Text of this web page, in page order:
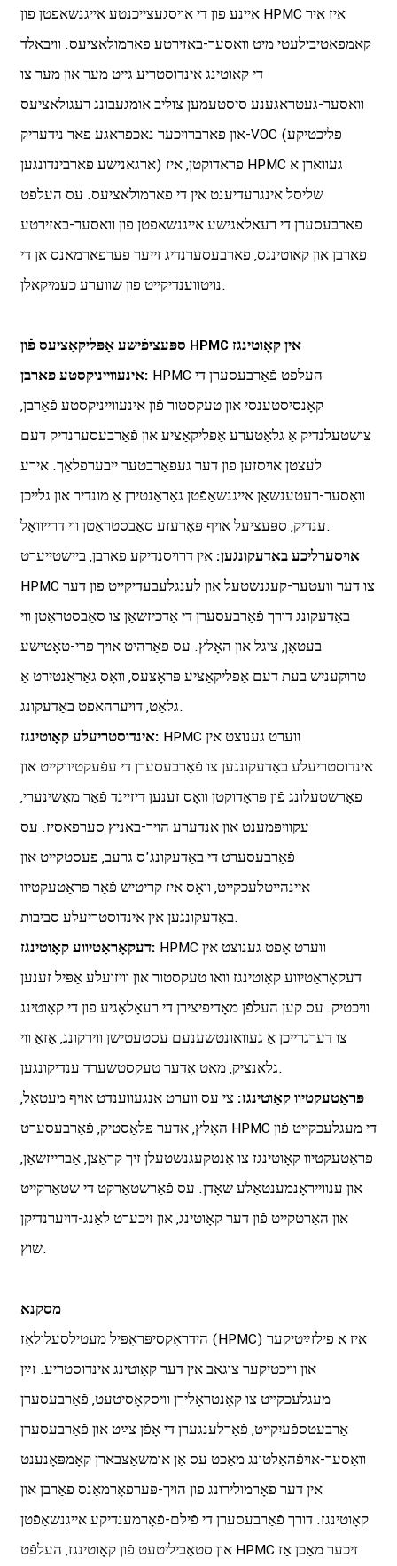
איינע פון ​​די אויסגעצייכנטע אייגנשאפטן פון HPMC איז איר
קאמפאטיבילעטי מיט וואסער-באזירטע פארמולאציעס. וויבאלד
די קאוטינג אינדוסטריע גייט מער און מער צו
וואסער-געטראגענע סיסטעמען צוליב אומגעבונג רעגולאציעס
און פארברויכער נאכפראגע פאר נידעריק-VOC (פליכטיקע
ארגאנישע פארבינדונגען) פראדוקטן, איז HPMC געווארן א
שליסל אינגרעדיענט אין די פארמולאציעס. עס העלפט
פארבעסערן די רעאלאגישע אייגנשאפטן פון וואסער-באזירטע
פארבן און קאוטינגס, פארבעסערנדיג זייער פערפארמאנס אן די
נויטווענדיקייט פון שווערע כעמיקאלן.
ספּעציפֿישע אַפּליקאַציעס פֿון HPMC אין קאָוטינגז
אינעווייניקסטע פארבן: HPMC העלפט פֿאַרבעסערן די
קאָנסיסטענסי און טעקסטור פֿון אינעווייניקסטע פֿאַרבן,
צושטעלנדיק אַ גלאַטערע אַפּליקאַציע און פֿאַרבעסערנדיק דעם
לעצטן אויסזען פֿון דער געפֿאַרבטער ייבערפֿלאַך. אירע
וואַסער-רעטענשאַן אייגנשאַפֿטן גאַראַנטירן אַ מונדיר און גלייכן
ענדיק, ספּעציעל אויף פּאָרעזע סאַבסטראַטן ווי דרייוואָל.
אויסערליכע באַדעקונגען: אין דרויסנדיקע פארבן, ביישטייערט
HPMC צו דער וועטער-קעגנשטעל און לענגלעבעדיקייט פון דער
באַדעקונג דורך פֿאַרבעסערן די אַדכיזשאַן צו סאַבסטראַטן ווי
בעטאָן, ציגל און האָלץ. עס פאַרהיט אויך פרי-טאָטישע
טרוקעניש בעת דעם אַפּליקאַציע פּראָצעס, וואָס גאַראַנטירט אַ
גלאַט, דויערהאפט באַדעקונג.
אינדוסטריעלע קאָוטינגז: HPMC ווערט גענוצט אין
אינדוסטריעלע באַדעקונגען צו פֿאַרבעסערן די עפֿעקטיווקייט און
פאָרשטעלונג פֿון פּראָדוקטן וואָס זענען דיזיינד פֿאַר מאַשינערי,
עקוויפּמענט און אַנדערע הויך-באַניץ סערפאַסיז. עס
פֿאַרבעסערט די באַדעקונג'ס גרעב, פעסטקייט און
איינהייטלעכקייט, וואָס איז קריטיש פֿאַר פּראַטעקטיוו
באַדעקונגען אין אינדוסטריעלע סביבות.
דעקאָראַטיווע קאָוטינגז: HPMC ווערט אָפט גענוצט אין
דעקאָראַטיווע קאָוטינגז וואו טעקסטור און וויזועלע אַפּיל זענען
וויכטיק. עס קען העלפֿן מאָדיפיצירן די רעאָלאָגיע פון ​​​​די קאָוטינג
צו דערגרייכן אַ געוואונטשענעם עסטעטישן ווירקונג, אַזאַ ווי
גלאַנציק, מאַט אָדער טעקסטשערד ענדיקונגען.
פּראַטעקטיוו קאָוטינגז: צי עס ווערט אנגעווענדט אויף מעטאַל,
האָלץ, אדער פּלאַסטיק, פֿאַרבעסערט HPMC די מעגלעכקייט פֿון
פּראַטעקטיוו קאָוטינגז צו אַנטקעגנשטעלן זיך קראַצן, אַברייזשאַן,
און ענווייראָנמענטאַלע שאָדן. עס פֿאַרשטאַרקט די שטאַרקייט
און האַרטקייט פֿון דער קאָוטינג, און זיכערט לאַנג-דויערנדיקן
שוץ.
מסקנא
הידראָקסיפּראָפּיל מעטילסעלולאָז (HPMC) איז אַ פילזײַטיקער
און וויכטיקער צוגאב אין דער קאָוטינג אינדוסטריע. זײַן
מעגלעכקייט צו קאָנטראָלירן וויסקאָסיטעט, פֿאַרבעסערן
אַרבעטספֿעיִקייט, פֿאַרלענגערן די אָפֿן צײַט און פֿאַרבעסערן
וואַסער-אויפֿהאַלטונג מאַכט עס אַן אומשאַצבארן קאָמפּאָנענט
אין דער פֿאָרמולירונג פֿון הויך-פּערפאָרמאַנס פֿאַרבן און
קאָוטינגז. דורך פֿאַרבעסערן די פֿילם-פֿאָרמענדיקע אייגנשאַפֿטן
און סטאַביליטעט פֿון קאָוטינגז, העלפֿט HPMC זיכער מאַכן אַז